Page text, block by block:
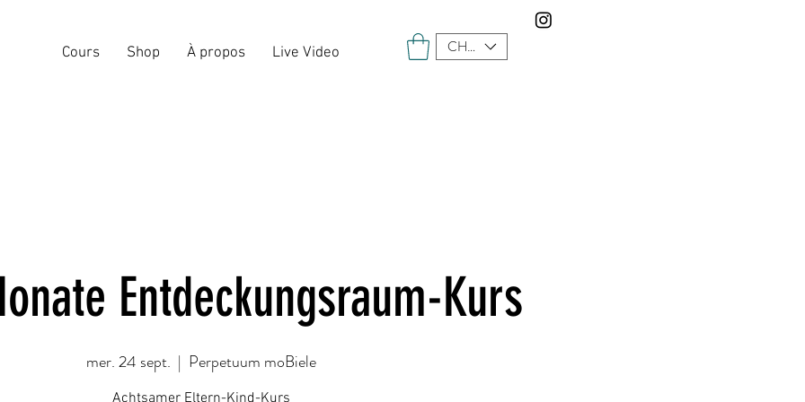
Cours Shop À propos Live Video CHF (CHF)
Entdeckungsraum-Kurs
mer. 24 sept.
  |
Perpetuum moBiele
Achtsamer Eltern-Kind-Kurs